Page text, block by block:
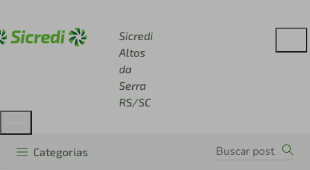
Sicredi
Altos
da
Serra
RS/SC
Categorias